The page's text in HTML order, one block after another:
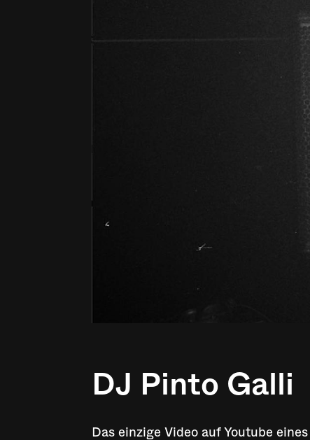
DJ Pinto Galli
Das einzige Video auf Youtube